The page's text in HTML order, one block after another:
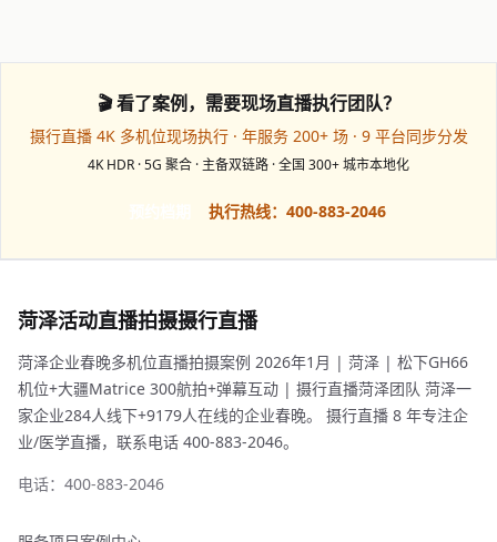
🎬 看了案例，需要现场直播执行团队？
摄行直播 4K 多机位现场执行 · 年服务 200+ 场 · 9 平台同步分发
4K HDR · 5G 聚合 · 主备双链路 · 全国 300+ 城市本地化
执行热线：400-883-2046
菏泽活动直播拍摄摄行直播
菏泽企业春晚多机位直播拍摄案例 2026年1月 | 菏泽 | 松下GH66
机位+大疆Matrice 300航拍+弹幕互动 | 摄行直播菏泽团队 菏泽一
家企业284人线下+9179人在线的企业春晚。 摄行直播 8 年专注企
业/医学直播，联系电话 400-883-2046。
电话：400-883-2046